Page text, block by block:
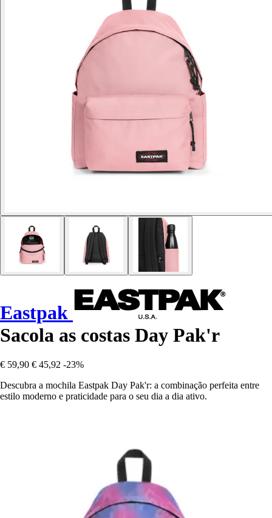
Eastpak
Sacola as costas Day Pak'r
€ 59,90 € 45,92 -23%
Descubra a mochila Eastpak Day Pak'r: a combinação perfeita entre
estilo moderno e praticidade para o seu dia a dia ativo.